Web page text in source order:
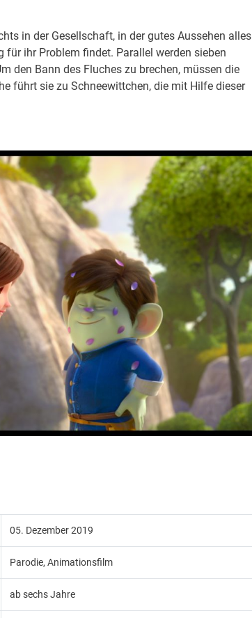
in der Gesellschaft, in der gutes Aussehen alles
ihr Problem findet. Parallel werden sieben
den Bann des Fluches zu brechen, müssen die
führt sie zu Schneewittchen, die mit Hilfe dieser
05. Dezember 2019
Parodie, Animationsfilm
ab sechs Jahre